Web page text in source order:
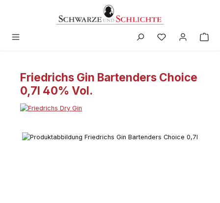
Friedrichs Gin Bartenders Choice
0,7l 40% Vol.
Bildergalerie überspringen